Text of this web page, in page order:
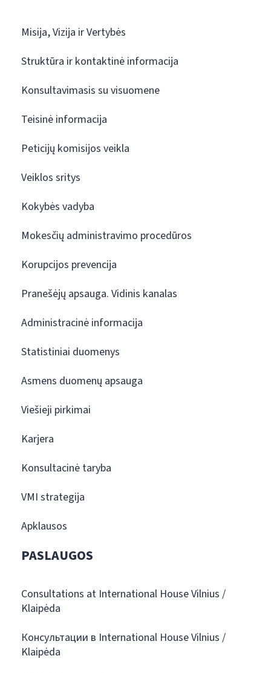
Misija, Vizija ir Vertybės
Struktūra ir kontaktinė informacija
Konsultavimasis su visuomene
Teisinė informacija
Peticijų komisijos veikla
Veiklos sritys
Kokybės vadyba
Mokesčių administravimo procedūros
Korupcijos prevencija
Pranešėjų apsauga. Vidinis kanalas
Administracinė informacija
Statistiniai duomenys
Asmens duomenų apsauga
Viešieji pirkimai
Karjera
Konsultacinė taryba
VMI strategija
Apklausos
PASLAUGOS
Consultations at International House Vilnius /
Klaipėda
Консультации в International House Vilnius /
Klaipėda